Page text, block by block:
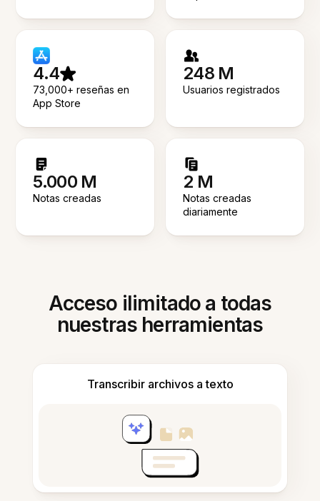
4.4
73,000+ reseñas en
App Store
248 M
Usuarios registrados
5.000 M
Notas creadas
2 M
Notas creadas
diariamente
Acceso ilimitado a todas
nuestras herramientas
Transcribir archivos a texto